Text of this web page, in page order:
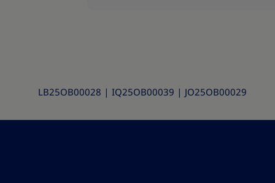
LB25OB00028 | IQ25OB00039 | JO25OB00029